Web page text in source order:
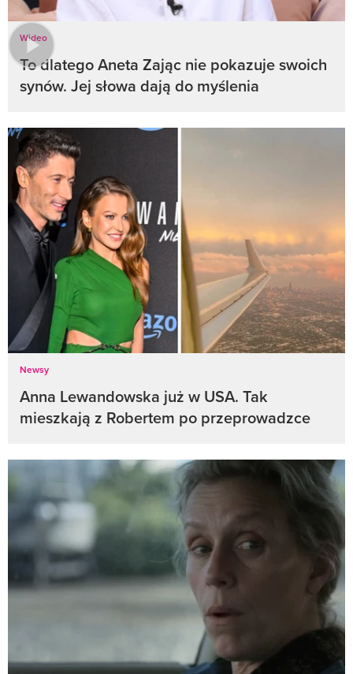
Wideo
To dlatego Aneta Zając nie pokazuje swoich
synów. Jej słowa dają do myślenia
Newsy
Anna Lewandowska już w USA. Tak
mieszkają z Robertem po przeprowadzce